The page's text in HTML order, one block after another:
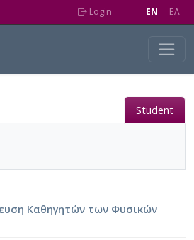
Login EN EΛ
Student
Καθηγητών των Φυσικών